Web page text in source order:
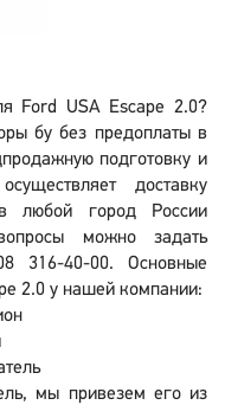
Ford USA Escape 2.0?
бу без предоплаты в
подготовку и
доставку
любой город России
можно задать
316-40-00. Основные
2.0 у нашей компании:
мы привезем его из